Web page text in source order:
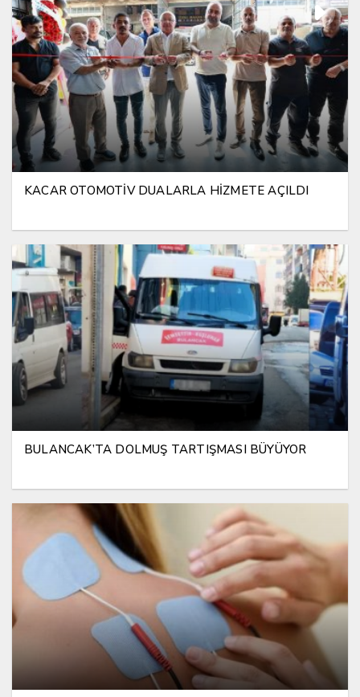
KACAR OTOMOTİV DUALARLA HİZMETE AÇILDI
BULANCAK’TA DOLMUŞ TARTIŞMASI BÜYÜYOR